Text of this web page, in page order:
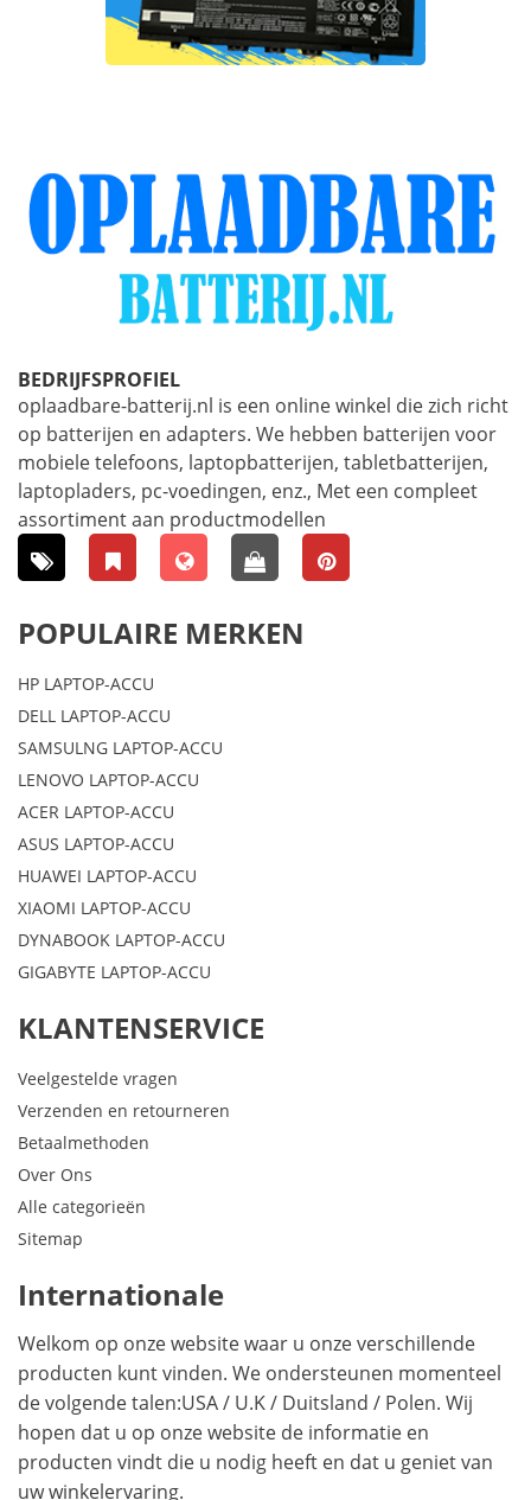
BEDRIJFSPROFIEL
oplaadbare-batterij.nl is een online winkel die zich richt
op batterijen en adapters. We hebben batterijen voor
mobiele telefoons, laptopbatterijen, tabletbatterijen,
laptopladers, pc-voedingen, enz., Met een compleet
assortiment aan productmodellen
POPULAIRE MERKEN
HP LAPTOP-ACCU
DELL LAPTOP-ACCU
SAMSULNG LAPTOP-ACCU
LENOVO LAPTOP-ACCU
ACER LAPTOP-ACCU
ASUS LAPTOP-ACCU
HUAWEI LAPTOP-ACCU
XIAOMI LAPTOP-ACCU
DYNABOOK LAPTOP-ACCU
GIGABYTE LAPTOP-ACCU
KLANTENSERVICE
Veelgestelde vragen
Verzenden en retourneren
Betaalmethoden
Over Ons
Alle categorieën
Sitemap
Internationale
Welkom op onze website waar u onze verschillende
producten kunt vinden. We ondersteunen momenteel
de volgende talen:USA/ U.K/ Duitsland / Polen. Wij
hopen dat u op onze website de informatie en
producten vindt die u nodig heeft en dat u geniet van
uw winkelervaring.